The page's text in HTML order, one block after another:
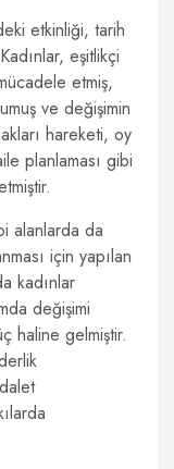
etkinliği, tarih
eşitlikçi
etmiş,
ve değişimin
hareketi, oy
planlaması gibi
alanlarda da
için yapılan
kadınlar
değişimi
haline gelmiştir.